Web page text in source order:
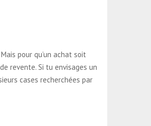
pour qu’un achat soit
revente. Si tu envisages un
cases recherchées par